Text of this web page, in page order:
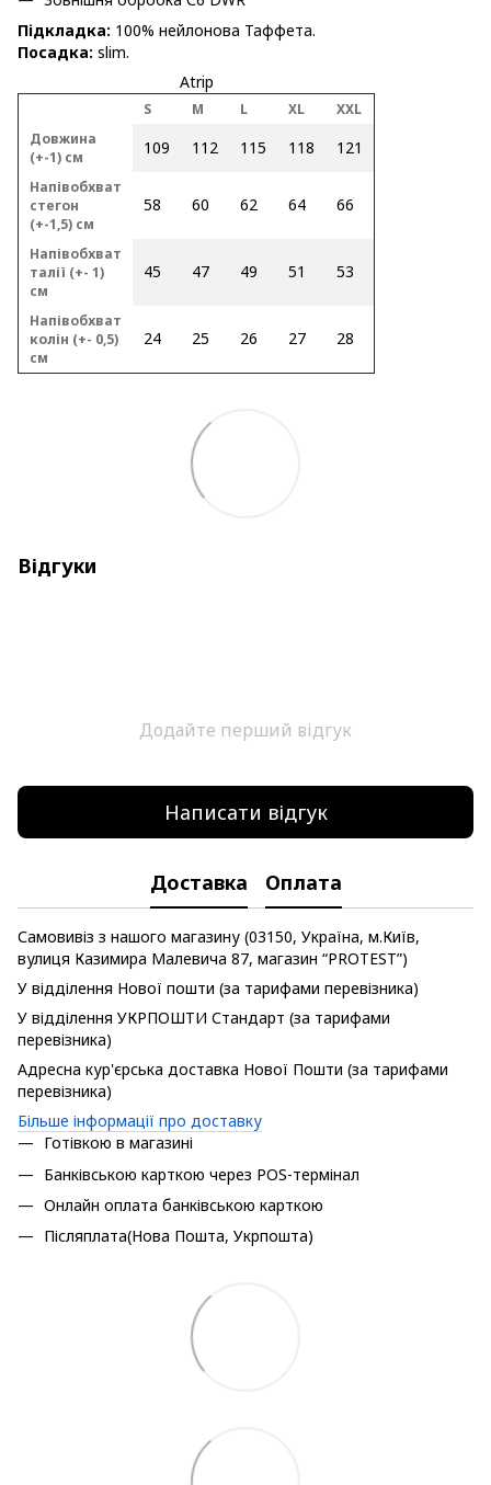
Підкладка: 100% нейлонова Таффета.
Посадка: slim.
Atrip
S M L XL
XXL
Довжина
(+-1) см
109 112 115 118 121
Напівобхват
стегон
(+-1,5) см
58 60 62 64 66
Напівобхват
талії (+- 1)
см
45 47 49 51 53
Напівобхват
колін (+- 0,5)
см
24 25 26 27 28
Відгуки
Додайте перший відгук
Написати відгук
Доставка Оплата
Самовивіз з нашого магазину (03150, Україна, м.Київ,
вулиця Казимира Малевича 87, магазин “PROTEST”)
У відділення Нової пошти (за тарифами перевізника)
У відділення УКРПОШТИ Стандарт (за тарифами
перевізника)
Адресна кур'єрська доставка Нової Пошти (за тарифами
перевізника)
Більше інформації про доставку
Готівкою в магазині
Банківською карткою через POS-термінал
Онлайн оплата банківською карткою
Післяплата(Нова Пошта, Укрпошта)